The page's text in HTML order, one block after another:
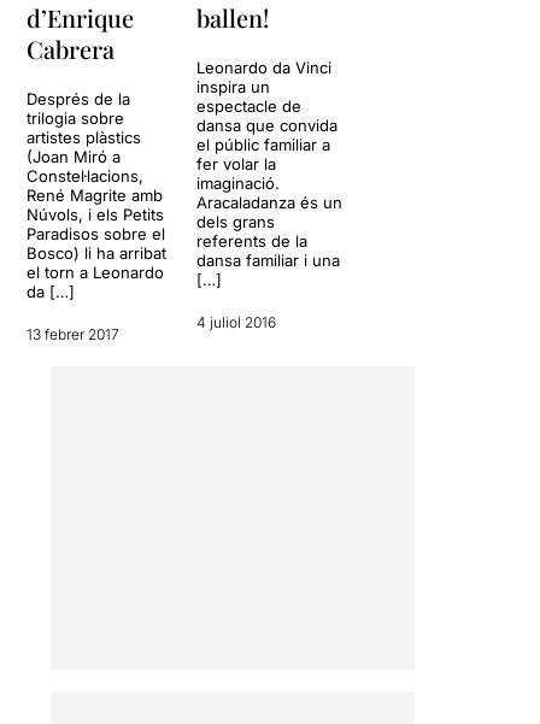
d’Enrique
Cabrera
Després de la
trilogia sobre
artistes plàstics
(Joan Miró a
Constel·lacions,
René Magrite amb
Núvols, i els Petits
Paradisos sobre el
Bosco) li ha arribat
el torn a Leonardo
da […]
13 febrer 2017
ballen!
Leonardo da Vinci
inspira un
espectacle de
dansa que convida
el públic familiar a
fer volar la
imaginació.
Aracaladanza és un
dels grans
referents de la
dansa familiar i una
[…]
4 juliol 2016